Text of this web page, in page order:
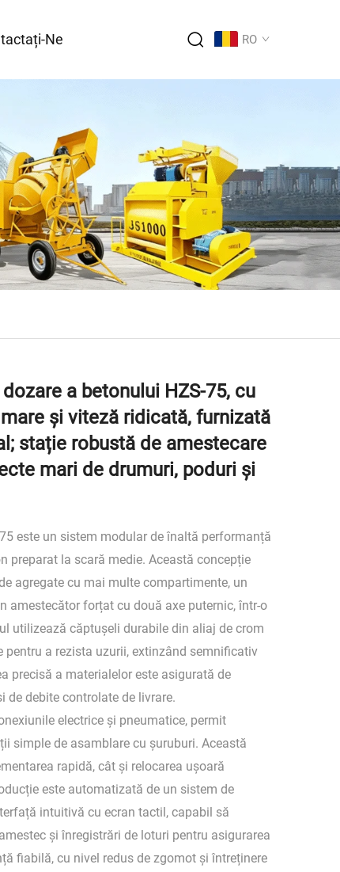
Ne RO
a betonului HZS-75, cu
și viteză ridicată, furnizată
stație robustă de amestecare
mari de drumuri, poduri și
este un sistem modular de înaltă performanță
preparat la scară medie. Această concepție
agregate cu mai multe compartimente, un
amestecător forțat cu două axe puternic, într-o
utilizează căptușeli durabile din aliaj de crom
pentru a rezista uzurii, extinzând semnificativ
precisă a materialelor este asigurată de
de debite controlate de livrare.
electrice și pneumatice, permit
simple de asamblare cu șuruburi. Această
rapidă, cât și relocarea ușoară
este automatizată de un sistem de
intuitivă cu ecran tactil, capabil să
și înregistrări de loturi pentru asigurarea
fiabilă, cu nivel redus de zgomot și întreținere